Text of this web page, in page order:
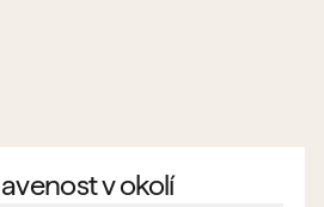
v okolí